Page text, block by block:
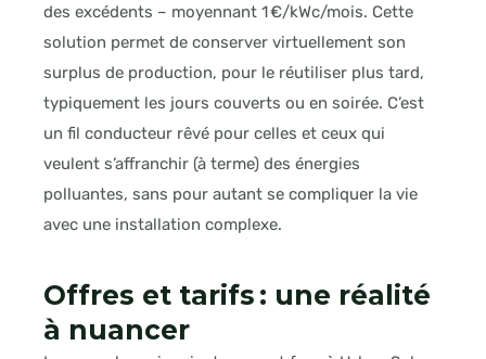
des excédents – moyennant 1 €/kWc/mois. Cette
solution permet de conserver virtuellement son
surplus de production, pour le réutiliser plus tard,
typiquement les jours couverts ou en soirée. C’est
un fil conducteur rêvé pour celles et ceux qui
veulent s’affranchir (à terme) des énergies
polluantes, sans pour autant se compliquer la vie
avec une installation complexe.
Offres et tarifs : une réalité
à nuancer